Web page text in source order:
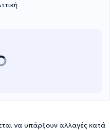
να υπάρξουν αλλαγές κατά